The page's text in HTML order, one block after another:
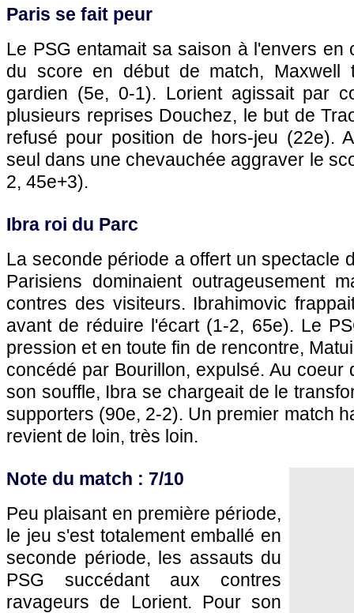
Paris se fait peur
Le PSG entamait sa saison à l'envers en
du score en début de match, Maxwell
gardien (5e, 0-1). Lorient agissait par
plusieurs reprises Douchez, le but de
refusé pour position de hors-jeu (22e).
seul dans une chevauchée aggraver le
2, 45e+3).
Ibra roi du Parc
La seconde période a offert un spectacle
Parisiens dominaient outrageusement
contres des visiteurs. Ibrahimovic
avant de réduire l'écart (1-2, 65e). Le
pression et en toute fin de rencontre,
concédé par Bourillon, expulsé. Au coeur
son souffle, Ibra se chargeait de le
supporters (90e, 2-2). Un premier match
revient de loin, très loin.
Note du match : 7/10
Peu plaisant en première période,
le jeu s'est totalement emballé en
seconde période, les assauts du
PSG succédant aux contres
ravageurs de Lorient. Pour son